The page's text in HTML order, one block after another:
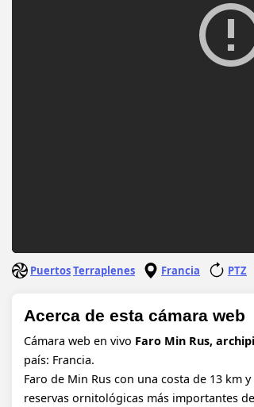
PuertosTerraplenes Francia PTZ
Acerca de esta cámara web
Cámara web en vivo Faro Min Rus,
país: Francia.
Faro de Min Rus con una costa de 13 km
reservas ornitológicas más importantes